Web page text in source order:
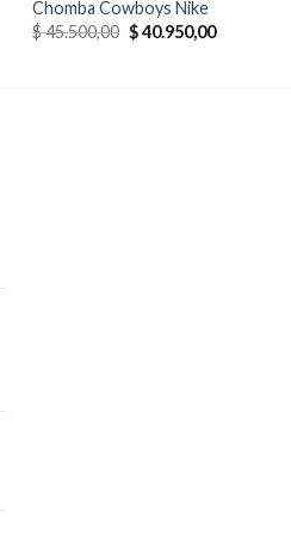
Chomba Cowboys Nike
$45.500,00 El
precio
$40.950,00El